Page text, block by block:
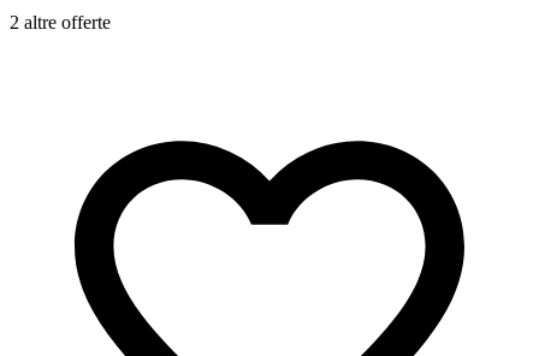
2 altre offerte